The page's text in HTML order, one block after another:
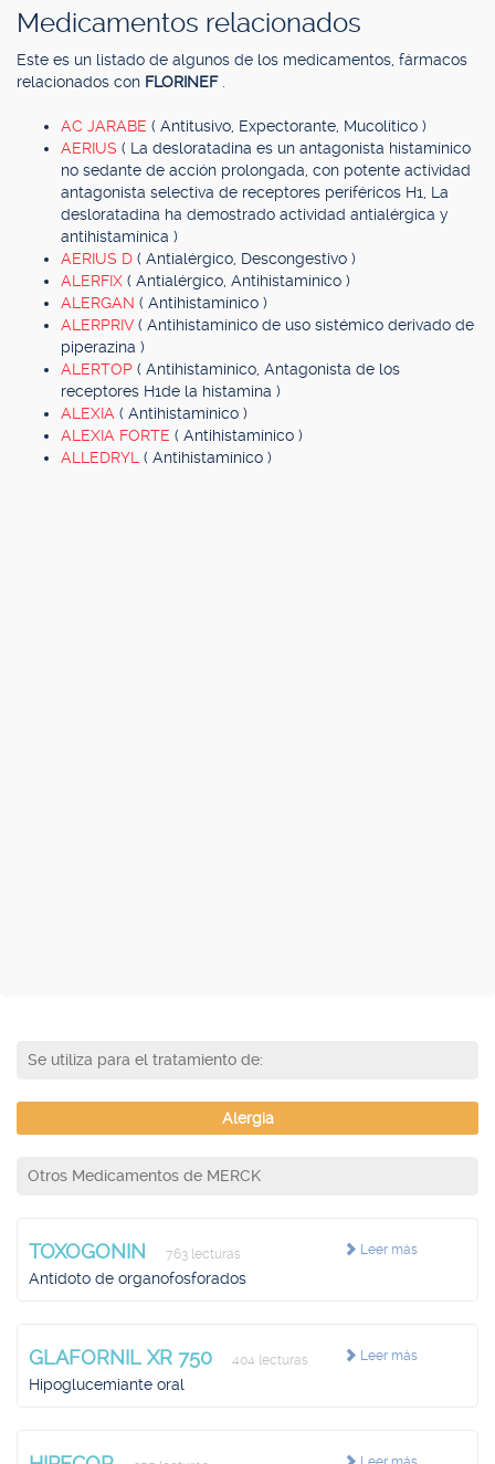
Medicamentos relacionados
Este es un listado de algunos de los medicamentos, fármacos
relacionados con FLORINEF
AC JARABE ( Antitusivo, Expectorante, Mucolítico )
AERIUS ( La desloratadina es un antagonista histamínico
no sedante de acción prolongada, con potente actividad
antagonista selectiva de receptores periféricos H1, La
desloratadina ha demostrado actividad antialérgica y
antihistamínica )
AERIUS D ( Antialérgico, Descongestivo )
ALERFIX ( Antialérgico, Antihistamínico )
ALERGAN ( Antihistamínico )
ALERPRIV( Antihistamínico de uso sistémico derivado de
piperazina )
ALERTOP ( Antihistamínico, Antagonista de los
receptores H1de la histamina )
ALEXIA ( Antihistamínico )
ALEXIA FORTE ( Antihistamínico )
ALLEDRYL ( Antihistamínico )
Se utiliza para el tratamiento de:
Alergia
Otros Medicamentos de MERCK
Leer más
TOXOGONIN 763 lecturas
Antídoto de organofosforados
Leer más
GLAFORNIL XR 750 404 lecturas
Hipoglucemiante oral